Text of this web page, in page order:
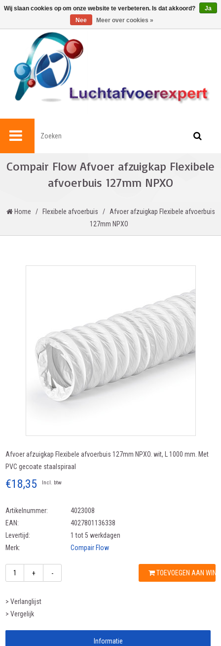
0
Compair Flow Afvoer afzuigkap Flexibele
afvoerbuis 127mm NPXO
Home / Flexibele afvoerbuis / Afvoer afzuigkap Flexibele afvoerbuis
127mm NPXO
Afvoer afzuigkap Flexibele afvoerbuis 127mm NPXO. wit, L 1000 mm. Met
PVC gecoate staalspiraal
€18,35 Incl. btw
Artikelnummer:
4023008
EAN:
4027801136338
Levertijd:
1 tot 5 werkdagen
Merk:
Compair Flow
+ - TOEVOEGEN AAN
> Verlanglijst
> Vergelijk
Informatie
Wij slaan cookies op om onze website te verbeteren. Is dat akkoord?
Ja
Nee
Meer over cookies »